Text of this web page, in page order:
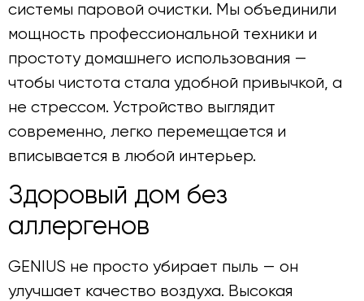
системы паровой очистки. Мы объединили
мощность профессиональной техники и
простоту домашнего использования —
чтобы чистота стала удобной привычкой, а
не стрессом. Устройство выглядит
современно, легко перемещается и
вписывается в любой интерьер.
Здоровый дом без
аллергенов
GENIUS не просто убирает пыль — он
улучшает качество воздуха. Высокая